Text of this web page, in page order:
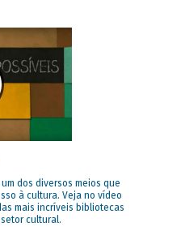
dos diversos meios que
à cultura. Veja no vídeo
mais incríveis bibliotecas
cultural.